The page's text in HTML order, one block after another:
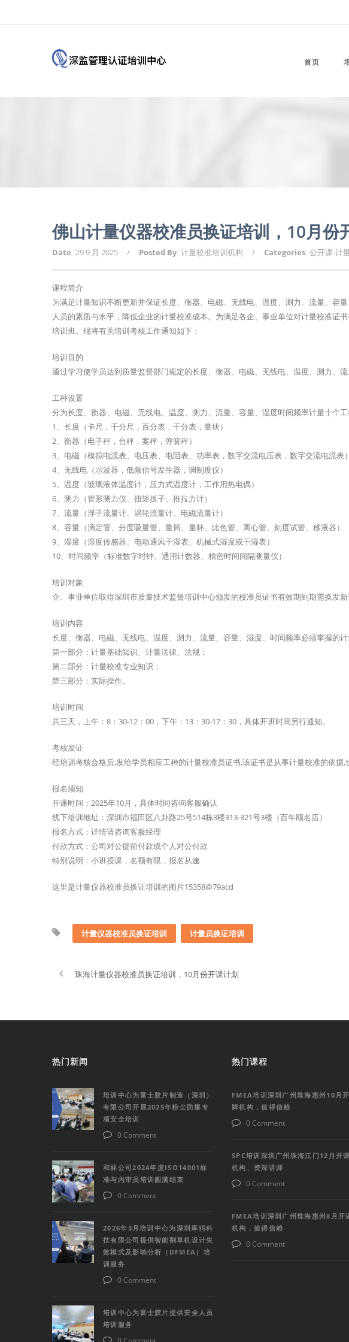
首页
佛山计量仪器校准员换证培训，10月份
Date 29 9 月 2025 / Posted By 计量校准培训机构 / Categories 公开课-计
课程简介
为满足计量知识不断更新并保证长度、衡器、电磁、无线电、温度、测力、流量、容
人员的素质与水平，降低企业的计量校准成本。为满足各企、事业单位对计量校准证
培训班。现将有关培训考核工作通知如下：
培训目的
通过学习使学员达到质量监督部门规定的长度、衡器、电磁、无线电、温度、测力、
工种设置
分为长度、衡器、电磁、无线电、温度、测力、流量、容量、湿度时间频率计量十个工
1、长度（卡尺，千分尺，百分表，千分表，量块）
2、衡器（电子秤，台秤，案秤，弹簧秤）
3、电磁（模拟电流表、电压表、电阻表、功率表，数字交流电压表，数字交流电流表）
4、无线电（示波器，低频信号发生器，调制度仪）
5、温度（玻璃液体温度计，压力式温度计，工作用热电偶）
6、测力（管形测力仪、扭矩扳子、推拉力计）
7、流量（浮子流量计、涡轮流量计、电磁流量计）
8、容量（滴定管、分度吸量管、量筒、量杯、比色管、离心管、刻度试管、移液器）
9、湿度（湿度传感器、电动通风干湿表、机械式湿度或干湿表）
10、时间频率（标准数字时钟、通用计数器、精密时间间隔测量仪）
培训对象
企、事业单位取得深圳市质量技术监督培训中心颁发的校准员证书有效期到期需换发新
培训内容
长度、衡器、电磁、无线电、温度、测力、流量、容量、湿度、时间频率必须掌握的
第一部分：计量基础知识、计量法律、法规；
第二部分：计量校准专业知识；
第三部分：实际操作。
培训时间
共三天，上午：8：30-12：00，下午：13：30-17：30，具体开班时间另行通知。
考核发证
经培训考核合格后,发给学员相应工种的计量校准员证书,该证书是从事计量校准的依据,
报名须知
开课时间：2025年10月，具体时间咨询客服确认
线下培训地址：深圳市福田区八卦路25号514栋3楼313-321号3楼（百年顺名店）
报名方式：详情请咨询客服经理
付款方式：公司对公提前付款或个人对公付款
特别说明：小班授课，名额有限，报名从速
这里是计量仪器校准员换证培训的图片15358@79acd
计量仪器校准员换证培训 计量员换证培训
珠海计量仪器校准员换证培训，10月份开课计划
热门新闻
培训中心为富士胶片制造（深圳）
有限公司开展2025年粉尘防爆专
项安全培训
0 Comment
和林公司2024年度ISO14001标
准与内审员培训圆满结束
0 Comment
2026年3月培训中心为深圳库犸科
技有限公司提供智能割草机设计失
效模式及影响分析（DFMEA）培
训服务
0 Comment
培训中心为富士胶片提供安全人员
培训服务
热门课程
FMEA培训深圳广州珠海惠州10月
牌机构，值得信赖
0 Comment
SPC培训深圳广州珠海江门12月开
机构、资深讲师
0 Comment
FMEA培训深圳广州珠海惠州8月开
机构，值得信赖
0 Comment